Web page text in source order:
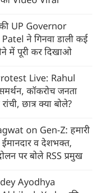
UP Governor
डाली कई
में पूरी कर दिखाओ
Live: Rahul
कॉकरोच जनता
छात्र क्या बोले?
on Gen-Z: हमारी
ईमानदार व देशभक्त,
पर बोले RSS प्रमुख
Ayodhya